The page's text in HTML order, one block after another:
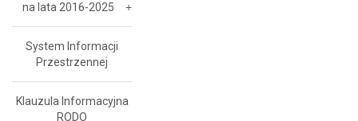
na lata 2016-2025
System Informacji
Przestrzennej
Klauzula Informacyjna
RODO